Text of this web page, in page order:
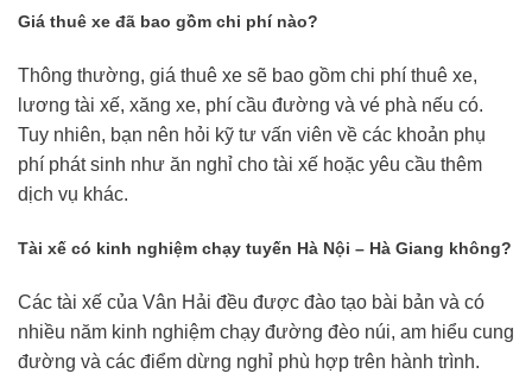
Giá thuê xe đã bao gồm chi phí nào?
Thông thường, giá thuê xe sẽ bao gồm chi phí thuê xe,
lương tài xế, xăng xe, phí cầu đường và vé phà nếu có.
Tuy nhiên, bạn nên hỏi kỹ tư vấn viên về các khoản phụ
phí phát sinh như ăn nghỉ cho tài xế hoặc yêu cầu thêm
dịch vụ khác.
Tài xế có kinh nghiệm chạy tuyến Hà Nội – Hà Giang không?
Các tài xế của Vân Hải đều được đào tạo bài bản và có
nhiều năm kinh nghiệm chạy đường đèo núi, am hiểu cung
đường và các điểm dừng nghỉ phù hợp trên hành trình.